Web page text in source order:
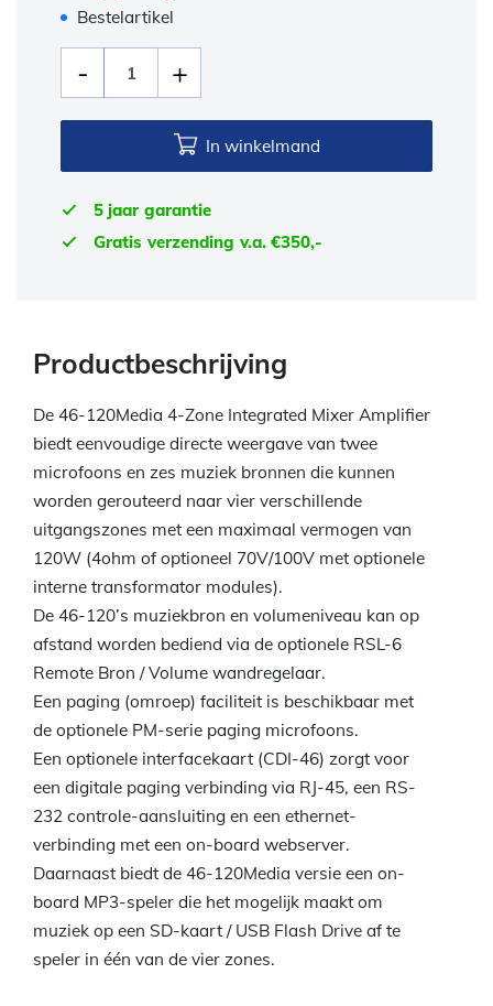
Bestelartikel
In winkelmand
5 jaar garantie
Gratis verzending v.a. €350,-
Productbeschrijving
De 46-120Media 4-Zone Integrated Mixer Amplifier
biedt eenvoudige directe weergave van twee
microfoons en zes muziek bronnen die kunnen
worden gerouteerd naar vier verschillende
uitgangszones met een maximaal vermogen van
120W (4ohm of optioneel 70V/100V met optionele
interne transformator modules).
De 46-120’s muziekbron en volumeniveau kan op
afstand worden bediend via de optionele RSL-6
Remote Bron / Volume wandregelaar.
Een paging (omroep) faciliteit is beschikbaar met
de optionele PM-serie paging microfoons.
Een optionele interfacekaart (CDI-46) zorgt voor
een digitale paging verbinding via RJ-45, een RS-
232 controle-aansluiting en een ethernet-
verbinding met een on-board webserver.
Daarnaast biedt de 46-120Media versie een on-
board MP3-speler die het mogelijk maakt om
muziek op een SD-kaart / USB Flash Drive af te
speler in één van de vier zones.